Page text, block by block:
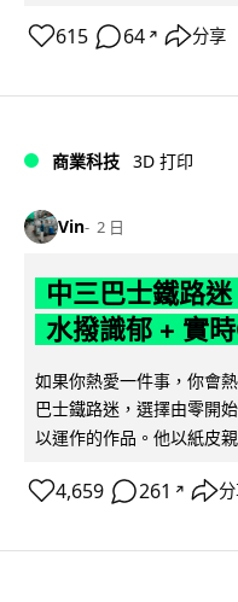
615 64 ↗ 分享
商業科技 3D 打印
Vin 2 日
中三巴士鐵路
水撥識郁 + 實
如果你熱愛一件事，你會
巴士鐵路迷，選擇由零開
以運作的作品。他以紙皮
4,659 261 ↗